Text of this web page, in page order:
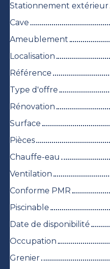
Stationnement extérieur
Cave
Ameublement
Localisation
Référence
Type d'offre
Rénovation
Surface
Pièces
Chauffe-eau
Ventilation
Conforme PMR
Piscinable
Date de disponibilité
Occupation
Grenier